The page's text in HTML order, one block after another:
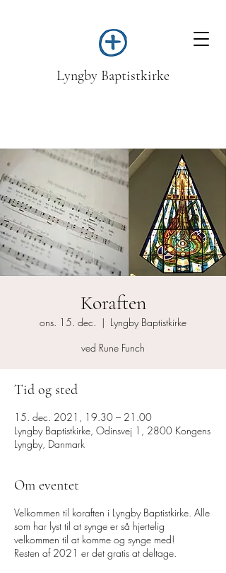
Lyngby Baptistkirke
Koraften
ons. 15. dec.
  |
Lyngby Baptistkirke
ved Rune Funch
Tid og sted
15. dec. 2021, 19.30 – 21.00
Lyngby Baptistkirke, Odinsvej 1, 2800 Kongens
Lyngby, Danmark
Om eventet
Velkommen til koraften i Lyngby Baptistkirke. Alle
som har lyst til at synge er så hjertelig
velkommen til at komme og synge med!
Resten af 2021 er det gratis at deltage.